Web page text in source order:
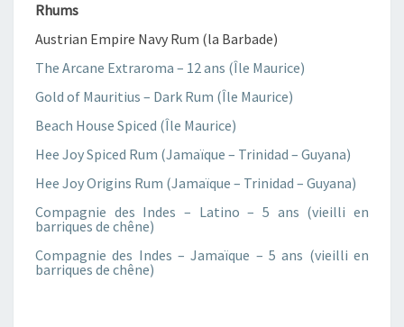
M
S
O
U
R
L
A
F
E
Rhums
Austrian Empire Navy Rum (la Barbade)
The Arcane Extraroma – 12 ans (Île Maurice)
Gold of Mauritius – Dark Rum (Île Maurice)
Beach House Spiced (Île Maurice)
Hee Joy Spiced Rum (Jamaïque – Trinidad – Guyana)
Hee Joy Origins Rum (Jamaïque – Trinidad – Guyana)
Compagnie des Indes – Latino – 5 ans (vieilli en
barriques de chêne)
Compagnie des Indes – Jamaïque – 5 ans (vieilli en
barriques de chêne)